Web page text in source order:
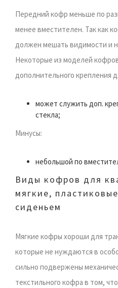
Передний кофр меньше по
менее вместителен. Так как
должен мешать видимости и
Некоторые из моделей
дополнительного крепления
может служить доп.
стекла;
Минусы:
небольшой по
Виды кофров для
мягкие,
сиденьем
Мягкие кофры хороши для
которые не нуждаются в
сильно подвержены
текстильного кофра в том,